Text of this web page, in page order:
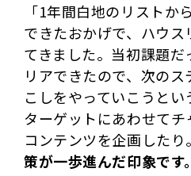
「1年間白地のリストか
できたおかげで、ハウ
てきました。当初課題
リアできたので、次の
こしをやっていこうとい
ターゲットにあわせて
コンテンツを企画したり。
策が一歩進んだ印象です。